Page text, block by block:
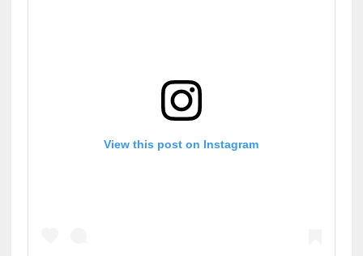
View this post on Instagram